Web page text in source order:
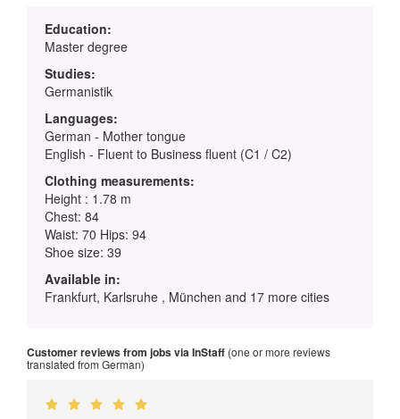
Education:
Master degree
Studies:
Germanistik
Languages:
German - Mother tongue
English - Fluent to Business fluent (C1 / C2)
Clothing measurements:
Height : 1.78 m
Chest: 84
Waist: 70 Hips: 94
Shoe size: 39
Available in:
Frankfurt, Karlsruhe , München and 17 more cities
Customer reviews from jobs via InStaff (one or more reviews
translated from German)